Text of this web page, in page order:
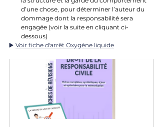
d’une chose, pour déterminer l’auteur du
dommage dont la responsabilité sera
engagée (voir la suite en cliquant ci-
dessous)
▶️ Voir fiche d'arrêt Oxygène liquide